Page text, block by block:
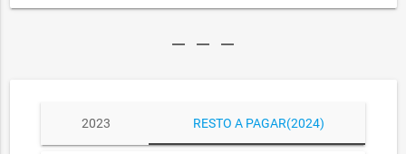
remove remove remove
2023 RESTO A PAGAR(2024)